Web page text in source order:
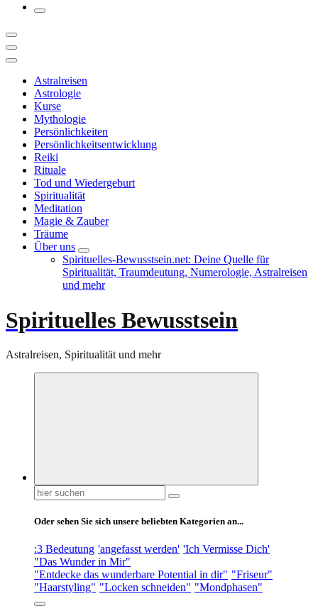
Astralreisen
Astrologie
Kurse
Mythologie
Persönlichkeiten
Persönlichkeitsentwicklung
Reiki
Rituale
Tod und Wiedergeburt
Spiritualität
Meditation
Magie & Zauber
Träume
Über uns
Spirituelles-Bewusstsein.net: Deine Quelle für
Spiritualität, Traumdeutung, Numerologie, Astralreisen
und mehr
Spirituelles Bewusstsein
Astralreisen, Spiritualität und mehr
Suchen
nach:
Oder sehen Sie sich unsere beliebten Kategorien an...
:3 Bedeutung 'angefasst werden' 'Ich Vermisse Dich'
"Das Wunder in Mir"
"Entdecke das wunderbare Potential in dir" "Friseur"
"Haarstyling" "Locken schneiden" "Mondphasen"